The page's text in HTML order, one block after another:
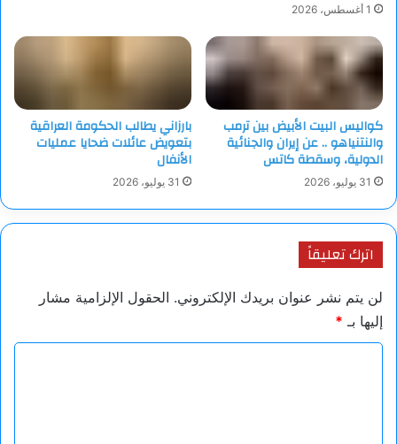
1 أغسطس، 2026
كواليس البيت الأبيض بين ترمب
والنتنياهو .. عن إيران والجنائية
الدولية، وسقطة كاتس
31 يوليو، 2026
بارزاني يطالب الحكومة العراقية
بتعويض عائلات ضحايا عمليات
الأنفال
31 يوليو، 2026
اترك تعليقاً
لن يتم نشر عنوان بريدك الإلكتروني. الحقول الإلزامية مشار
إليها بـ *